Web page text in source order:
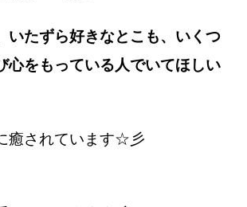
いたずら好きなとこも、いくつ
心をもっている人でいてほしい
癒されています☆彡